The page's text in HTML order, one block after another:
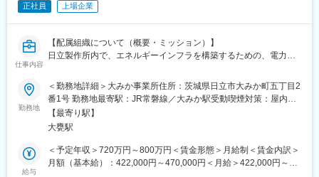
広い年齢層にて構成。
担当するPJにおいては、社内組織メンバーが上記の12名程度、関
・働き方：担当するPJの工程や業務内容に応じて、在宅勤務可。
出社頻度の目安は1~2日/週。
システムへの現地稼働確認時や、顧客打ち合わせ時には、出張の
可能性あり。
【ポジションの魅力・やりがい・キャリアパス】
魅力・やりがい：
正社員 上場企業
仕事内容
【配属組織について（概要・ミッション）】
日立製作所内で、エネルギーインフラを構築するための、電力系
それにより、地球環境にやさしく持続可能なエネルギーインフラ
を、ステークホルダー（お客さま、パートナー等）との協創を通
じて構築し、安全、安心、快適、エコな暮らしを提供する。
【職務概要】
社会に地球環境にやさしく持続可能なエネルギーインフラを構築
するためには、再生可能エネルギーの導入を促進しつつ、次世代
のエネルギーインフラとなる電力系統の監視制御システムの構築
勤務地
＜勤務地詳細＞大みか事業所住所：茨城県日立市大みか町五丁目2
番1号 勤務地最寄駅：JR常磐線／大みか駅受動喫煙対策：屋内全
面禁煙変更の範囲：会社の定める事業所（リモートワーク含む）
【最寄り駅】
大甕駅
給与
＜予定年収＞720万円～800万円＜賃金形態＞月給制＜賃金内訳＞
月額（基本給）：422,000円～470,000円＜月給＞422,000円～